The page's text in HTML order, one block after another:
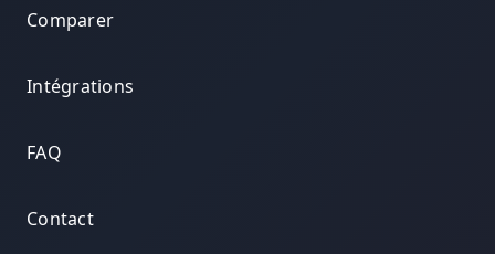
Comparer
Intégrations
FAQ
Contact